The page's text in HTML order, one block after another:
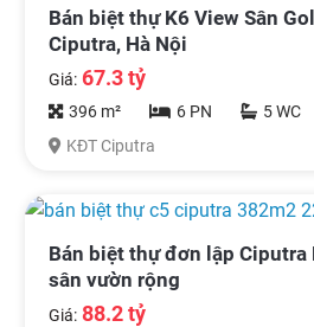
Bán biệt thự K6 View Sân
Ciputra, Hà Nội
Giá:67.3 tỷ
396 m² 6 PN
5 WC
KĐT Ciputra
Bán biệt thự đơn lập Ciputra
sân vườn rộng
Giá:88.2 tỷ